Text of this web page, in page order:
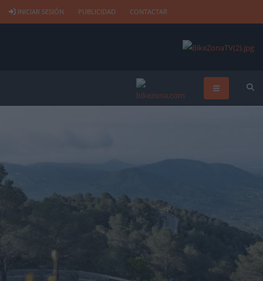
INICIAR SESIÓN PUBLICIDAD CONTACTAR